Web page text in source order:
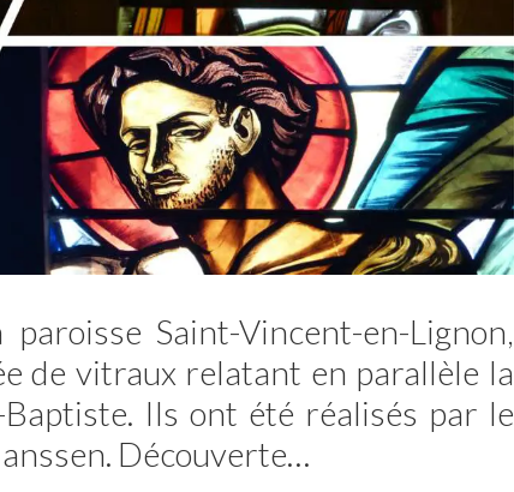
Saint-Vincent-en-Lignon,
de vitraux relatant en parallèle la
Ils ont été réalisés par le
Découverte…